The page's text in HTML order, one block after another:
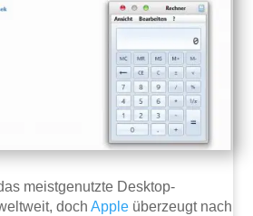
meistgenutzte Desktop-
dochApple überzeugt nach